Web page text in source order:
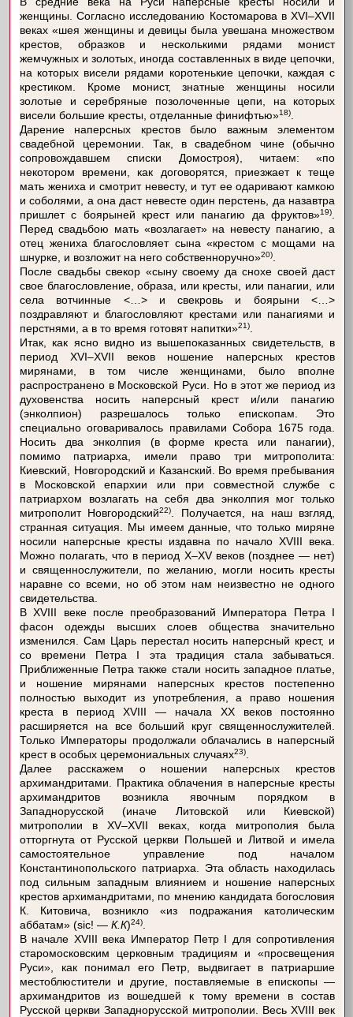
женщины. Согласно исследованию Костомарова в XVI–XVII
веках «шея женщины и девицы была увешана множеством
крестов, образков и несколькими рядами монист
жемчужных и золотых, иногда составленных в виде цепочки,
на которых висели рядами коротенькие цепочки, каждая с
крестиком. Кроме монист, знатные женщины носили
золотые и серебряные позолоченные цепи, на которых
висели большие кресты, отделанные финифтью»18)
Дарение наперсных крестов было важным элементом
свадебной церемонии. Так, в свадебном чине (обычно
сопровождавшем списки Домостроя), читаем: «по
некотором времени, как договорятся, приезжает к теще
мать жениха и смотрит невесту, и тут ее одаривают камкою
и соболями, а она даст невесте один перстень, да назавтра
пришлет с боярыней крест или панагию да фруктов»19)
Перед свадьбою мать «возлагает» на невесту панагию, а
отец жениха благословляет сына «крестом с мощами на
шнурке, и возложит на него собственноручно»20)
После свадьбы свекор «сыну своему да снохе своей даст
свое благословление, образа, или кресты, или панагии, или
села вотчинные <…> и свекровь и боярыни <…>
поздравляют и благословляют крестами или панагиями и
перстнями, а в то время готовят напитки»21)
Итак, как ясно видно из вышепоказанных свидетельств, в
период XVI–XVII веков ношение наперсных крестов
мирянами, в том числе женщинами, было вполне
распространено в Московской Руси. Но в этот же период из
духовенства носить наперсный крест и/или панагию
(энколпион) разрешалось только епископам. Это
специально оговаривалось правилами Собора 1675 года.
Носить два энколпия (в форме креста или панагии),
помимо патриарха, имели право три митрополита:
Киевский, Новгородский и Казанский. Во время пребывания
в Московской епархии или при совместной службе с
патриархом возлагать на себя два энколпия мог только
митрополит Новгородский22)
. Получается, на наш взгляд,
странная ситуация. Мы имеем данные, что только миряне
носили наперсные кресты издавна по начало XVIII века.
Можно полагать, что в период X–XV веков (позднее — нет)
и священнослужители, по желанию, могли носить кресты
наравне со всеми, но об этом нам неизвестно не одного
свидетельства.
В XVIII веке после преобразований Императора Петра I
фасон одежды высших слоев общества значительно
изменился. Сам Царь перестал носить наперсный крест, и
со времени Петра I эта традиция стала забываться.
Приближенные Петра также стали носить западное платье,
и ношение мирянами наперсных крестов постепенно
полностью выходит из употребления, а право ношения
креста в период XVIII — начала XX веков постоянно
расширяется на все больший круг священнослужителей.
Только Императоры продолжали облачались в наперсный
крест в особых церемониальных случаях23)
Далее расскажем о ношении наперсных крестов
архимандритами. Практика облачения в наперсные кресты
архимандритов возникла явочным порядком в
Западнорусской (иначе Литовской или Киевской)
митрополии в XV–XVII веках, когда митрополия была
отторгнута от Русской церкви Польшей и Литвой и имела
самостоятельное управление под началом
Константинопольского патриарха. Эта область находилась
под сильным западным влиянием и ношение наперсных
крестов архимандритами, по мнению кандидата богословия
К. Китовича, возникло «из подражания католическим
аббатам» (sic! — К.К)24)
В начале XVIII века Император Петр I для сопротивления
старомосковским церковным традициям и «просвещения
Руси», как понимал его Петр, выдвигает в патриаршие
местоблюстители и другие, поставляемые в епископы —
архимандритов из вошедшей к тому времени в состав
Русской церкви Западнорусской митрополии. Весь XVIII век